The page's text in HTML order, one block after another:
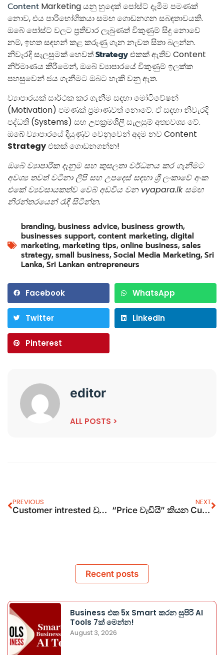
Content Marketing යනු හුදෙක් පෝස්ට් දැමීම පමණක්
නොව, එය පාරිභෝගිකයා සමඟ ගොඩනගන සබඳතාවයකි.
ඔබේ පෝස්ට් වලට ප්‍රතිචාර ලැබුණත් විකුණුම් සිදු නොවේ
නම්, ඉහත සඳහන් කළ කරුණු ගැන නැවත සිතා බලන්න.
නිවැරදි සැලසුමක් හෙවත්Strategyඑකක් ඇතිව Content
නිර්මාණය කිරීමෙන්, ඔබේ ව්‍යාපාරයේ විකුණුම් ඉලක්ක
පහසුවෙන් ජය ගැනීමට ඔබට හැකි වනු ඇත.
ව්‍යාපාරයක් සාර්ථක කර ගැනීම සඳහා මෝටිවේෂන්
(Motivation) පමණක් ප්‍රමාණවත් නොවේ. ඒ සඳහා නිවැරදි
පද්ධති (Systems) සහ උපක්‍රමශීලී සැලසුම් අත්‍යවශ්‍ය වේ.
ඔබේ ව්‍යාපාරයේ දියුණුව වෙනුවෙන් අදම නව Content
Strategyඑකක් ගොඩනගන්න!
ඔබේ ව්‍යාපාරික දැනුම සහ කුසලතා වර්ධනය කර ගැනීමට
අවශ්‍ය තවත් වටිනා ලිපි සහ උපදෙස් සඳහා ශ්‍රී ලංකාවේ අංක
එකේ ව්‍යවසායකත්ව වෙබ් අඩවිය වන vyapara.lk සමඟ
නිරන්තරයෙන් රැඳී සිටින්න.
branding,business advice,business growth,
businesses support,content marketing,digital
marketing,marketing tips,online business,sales
strategy,small business,Social Media Marketing,Sri
Lanka,Sri Lankan entrepreneurs
Facebook WhatsApp
Twitter LinkedIn
Pinterest
editor
ALL POSTS >
PREVIOUS
Customer intrested වුනත් බඩු ගන්නේ නැති හේතු 5ක් සහ විසඳුම්!
NEXT
“Price වැඩියි” කියන Customersලාට Value එක පෙන්වන්නේ කොහොමද?
Recent posts
Business එක 5x Smart කරන සුපිරි AI
Tools 7ක් මෙන්න!
August 3, 2026